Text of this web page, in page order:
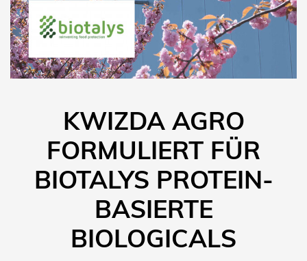
KWIZDA AGRO
FORMULIERT FÜR
BIOTALYS PROTEIN-
BASIERTE
BIOLOGICALS